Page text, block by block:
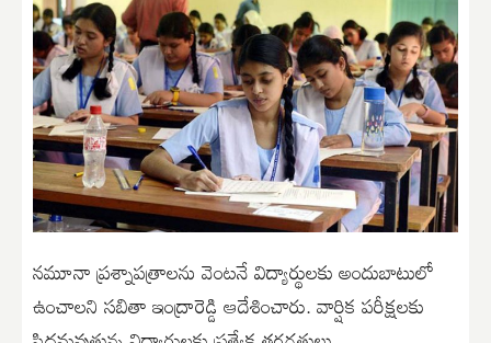
నమూనా ప్రశ్నాపత్రాలను వెంటనే విద్యార్థులకు అందుబాటులో
ఉంచాలని సబితా ఇంద్రారెడ్డి ఆదేశించారు. వార్షిక పరీక్షలకు